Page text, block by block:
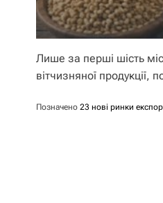
Лише за перші шість
вітчизняної
Позначено 23 нові ринки